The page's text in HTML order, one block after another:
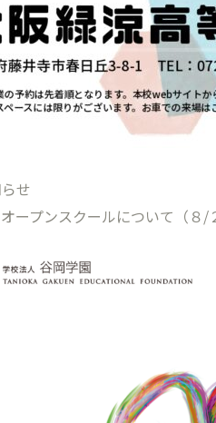
せ
ープンスクールについて（８/